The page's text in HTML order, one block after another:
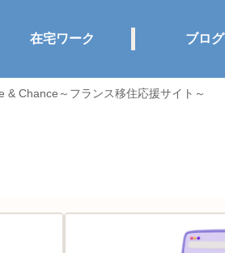
& Chance～フランス移住応援サイト～
在宅ワーク ブログ